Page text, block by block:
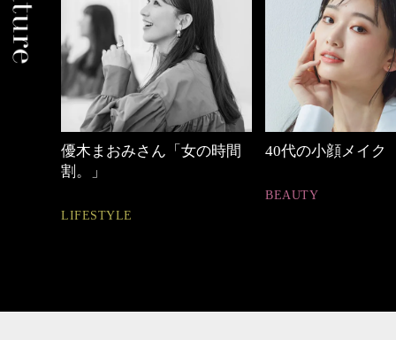
優木まおみさん「女の時間
割。」
LIFESTYLE
40代の小顔メイク
BEAUTY